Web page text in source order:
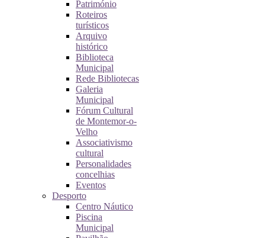
Património
Roteiros
turísticos
Arquivo
histórico
Biblioteca
Municipal
Rede Bibliotecas
Galeria
Municipal
Fórum Cultural
de Montemor-o-
Velho
Associativismo
cultural
Personalidades
concelhias
Eventos
Desporto
Centro Náutico
Piscina
Municipal